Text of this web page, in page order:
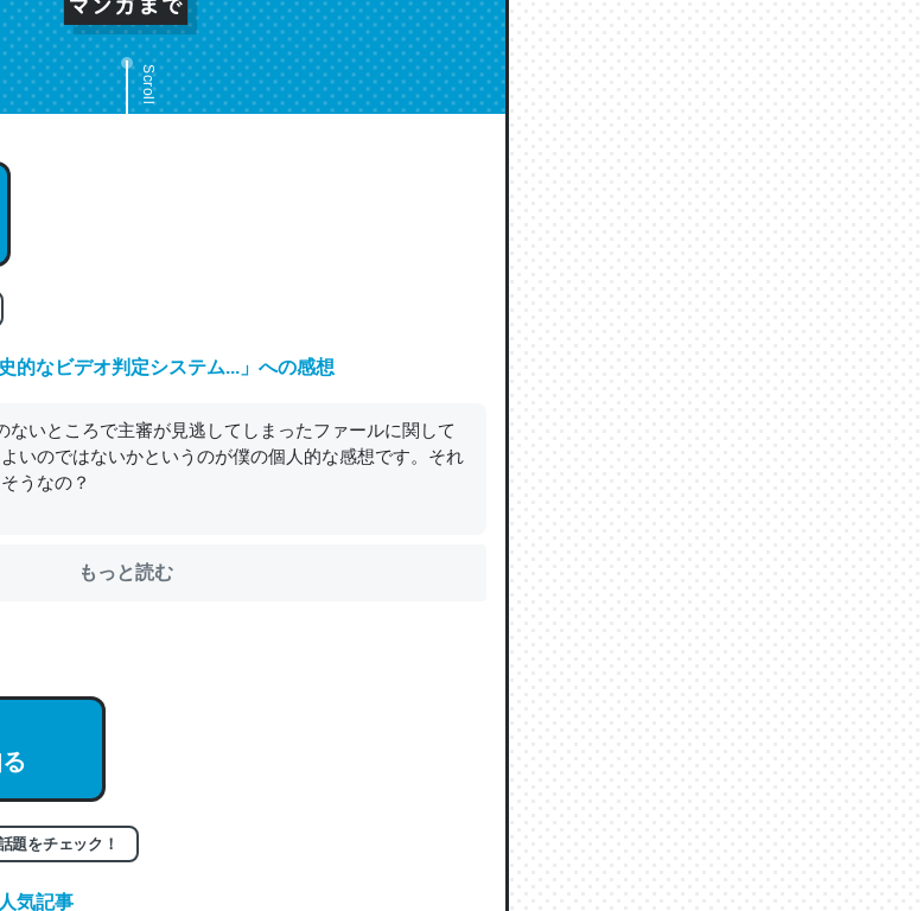
Scroll
的なビデオ判定システム... 」への感想
ないところで主審が見逃してしまったファールに関して
いのではないかというのが僕の個人的な感想です。それ
うなの？
もっと読む
題をチェック！
気記事